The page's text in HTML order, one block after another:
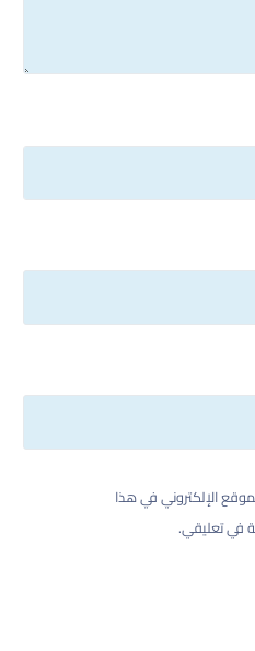
الإلكتروني في هذا
في تعليقي.